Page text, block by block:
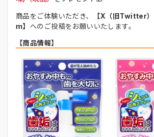
商品をご体験いただき、
【X（旧Twitter
m】 へのご投稿をお願いいたします。
【商品情報】